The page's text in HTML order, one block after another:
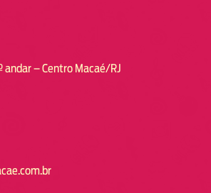
andar – Centro Macaé/RJ